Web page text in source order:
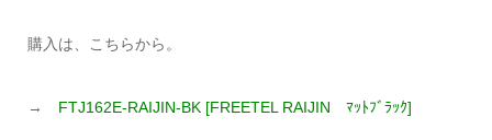
購入は、こちらから。
→ FTJ162E-RAIJIN-BK [FREETEL RAIJIN ﾏｯﾄﾌﾞﾗｯｸ]